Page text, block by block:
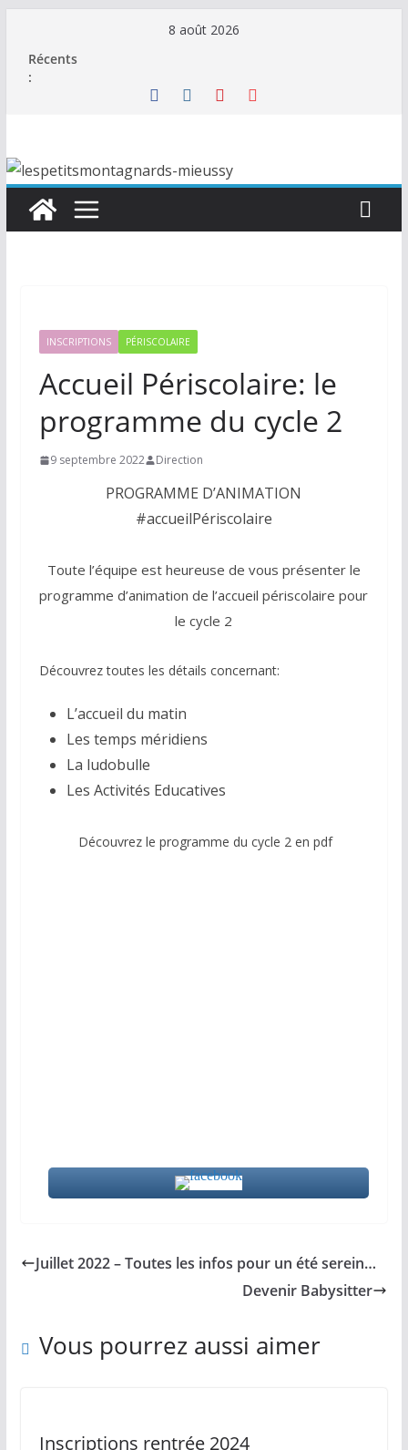
contenu
8 août 2026
Récents
:
INSCRIPTIONS PÉRISCOLAIRE
Accueil Périscolaire: le
programme du cycle 2
9 septembre 2022 Direction
PROGRAMME D’ANIMATION
#accueilPériscolaire
Toute l’équipe est heureuse de vous présenter le
programme d’animation de l’accueil périscolaire pour
le cycle 2
Découvrez toutes les détails concernant:
L’accueil du matin
Les temps méridiens
La ludobulle
Les Activités Educatives
Découvrez le programme du cycle 2 en pdf
Juillet 2022 – Toutes les infos pour un été serein…
Devenir Babysitter
Vous pourrez aussi aimer
Inscriptions rentrée 2024